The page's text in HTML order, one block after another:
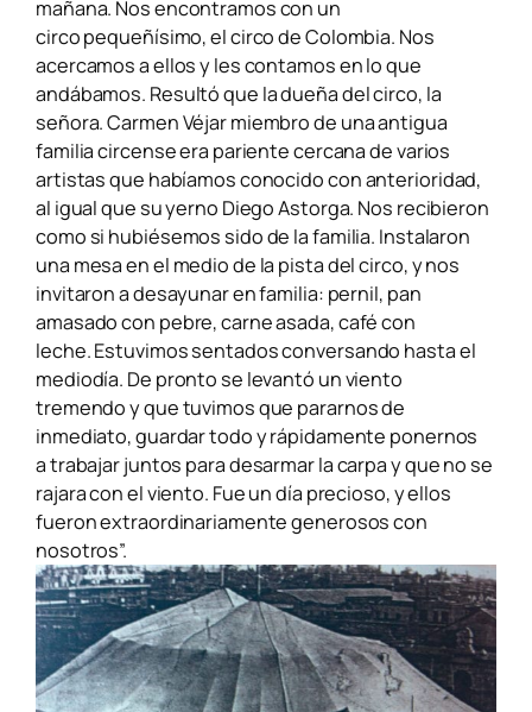
mañana. Nos encontramos con un
circopequeñísimo, el circo de Colombia. Nos
acercamos a ellos y les contamos en lo que
andábamos. Resultó que la dueña del circo, la
señora. Carmen Véjar miembro de una antigua
familia circense era pariente cercana de varios
artistas que habíamos conocidocon anterioridad,
al igual que su yerno Diego Astorga. Nos recibieron
como si hubiésemos sido de la familia. Instalaron
una mesa en el medio de la pista del circo, y nos
invitaron a desayunar en familia: pernil, pan
amasado con pebre, carne asada, café con
leche.Estuvimos sentados conversando hasta el
mediodía. De pronto se levantó un viento
tremendo y que tuvimos que pararnos de
inmediato, guardar todo y rápidamente ponernos
atrabajar juntos para desarmar la carpa y que no se
rajara con el viento. Fue un día precioso, y ellos
fueron extraordinariamente generosos con
nosotros”.